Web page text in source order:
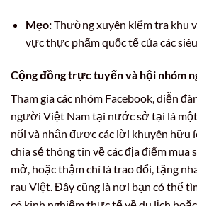
Mẹo:Thường xuyên kiểm tra khu
vực thực phẩm quốc tế của các
Cộng đồng trực tuyến và hội nhóm
Tham gia các nhóm Facebook, diễn
người Việt Nam tại nước sở tại là
nối và nhận được các lời khuyên
chia sẻ thông tin về các địa điểm mua
mở, hoặc thậm chí là trao đổi, tặng
rau Việt. Đây cũng là nơi bạn có thể